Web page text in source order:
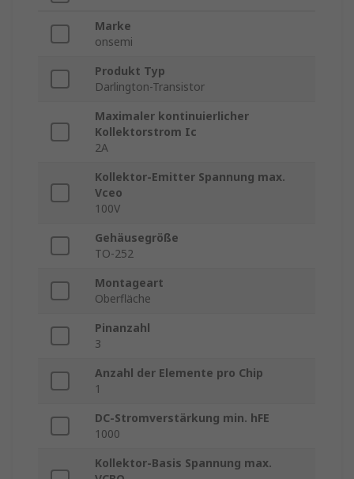
Marke
onsemi
Produkt Typ
Darlington-Transistor
Maximaler kontinuierlicher
Kollektorstrom Ic
2A
Kollektor-Emitter Spannung max.
Vceo
100V
Gehäusegröße
TO-252
Montageart
Oberfläche
Pinanzahl
3
Anzahl der Elemente pro Chip
1
DC-Stromverstärkung min. hFE
1000
Kollektor-Basis Spannung max.